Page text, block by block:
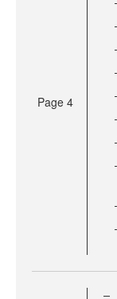
Page 4